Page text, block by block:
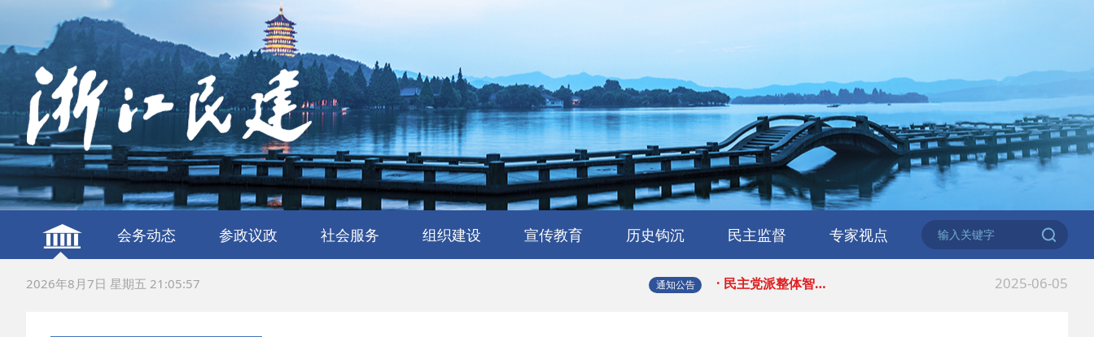
会务动态 参政议政 社会服务 组织建设 宣传教育 历史钩沉
浙江民建简史
人物传略
史海撷珠
浙江民建大事记
历史图库
民主监督 专家视点
2026年8月7日 星期五 21:05:58 通知公告
· 民建北仑六支部… 2026-06-18
· 中国民主建国会… 2026-02-25
· 中国民主建国会… 2025-08-28
· 民主党派整体智… 2025-06-05